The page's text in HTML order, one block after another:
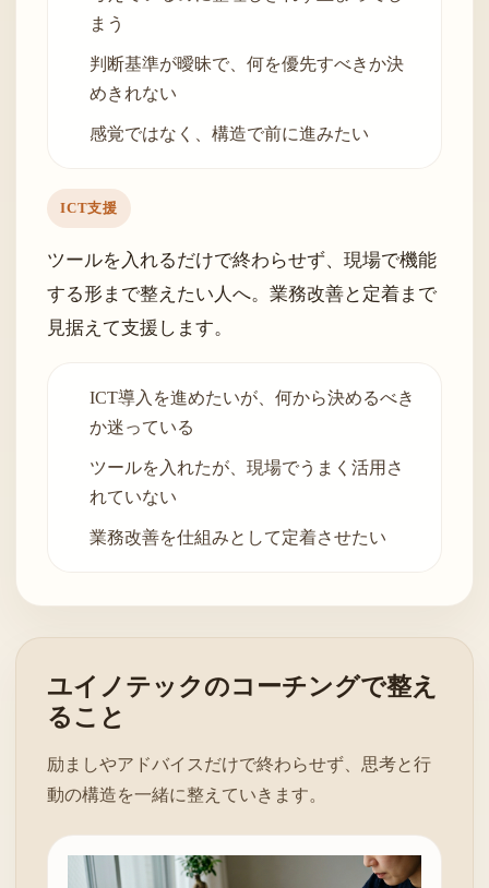
まう
判断基準が曖昧で、何を優先すべきか決
めきれない
感覚ではなく、構造で前に進みたい
ICT支援
ツールを入れるだけで終わらせず、現場で機能
する形まで整えたい人へ。業務改善と定着まで
見据えて支援します。
ICT導入を進めたいが、何から決めるべき
か迷っている
ツールを入れたが、現場でうまく活用さ
れていない
業務改善を仕組みとして定着させたい
ユイノテックのコーチングで整え
ること
励ましやアドバイスだけで終わらせず、思考と行
動の構造を一緒に整えていきます。